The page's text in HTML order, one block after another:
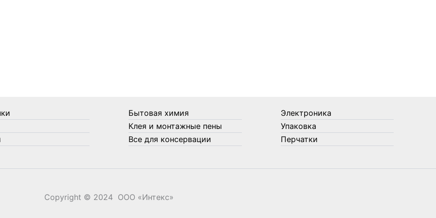
Бытовая химия
Клея и монтажные пены
Все для консервации
Электроника
Упаковка
Перчатки
Copyright © 2024 ООО «‎Интекс»‎